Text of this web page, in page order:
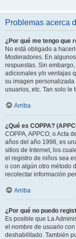
Problemas acerca
¿Por qué me tengo que
No está obligado a
Moderadores. En
respuestas. Sin
adicionales y/o ventajas
su imagen
usuarios, etc. Tan solo le
Arriba
¿Qué es COPPA?
COPPA, APPCO, o Acta
años del año 1998, es
sitios de Internet, los
el registro de niños sea
o con algún otro método
recolectar información
Arriba
¿Por qué no puedo
Es posible que La
el nombre de usuario
deshabilitado. También